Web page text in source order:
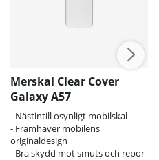
Merskal Clear Cover
Galaxy A57
- Nästintill osynligt mobilskal
- Framhäver mobilens
originaldesign
- Bra skydd mot smuts och repor